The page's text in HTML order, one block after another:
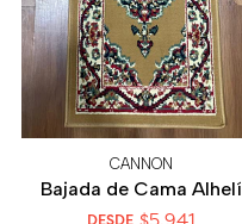
CANNON
Bajada de Cama Alhelí